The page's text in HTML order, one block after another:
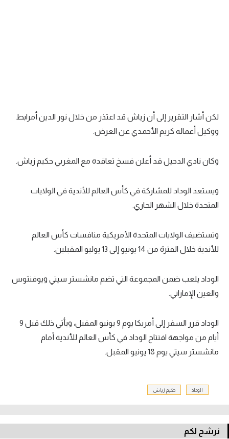
لكن أشار التقرير إلى أن زياش قد اعتذر من خلال نور الدين أمرابط
ووكيل أعماله كريم الأحمدي عن العرض.
وكان نادي الدحيل قد أعلن فسخ تعاقده مع المغربي حكيم زياش.
ويستعد الوداد للمشاركة في كأس العالم للأندية في الولايات
المتحدة خلال الشهر الجاري.
وتستضيف الولايات المتحدة الأمريكية منافسات كأس العالم
للأندية خلال الفترة من 14 يونيو إلى 13 يوليو المقبلين.
الوداد يلعب ضمن المجموعة التي تضم مانشستر سيتي ويوفنتوس
والعين الإماراتي.
الوداد قرر السفر إلى أمريكا يوم 9 يونيو المقبل، ويأتي ذلك قبل 9
أيام من مواجهة افتتاح الوداد في كأس العالم للأندية أمام
مانشستر سيتي يوم 18 يونيو المقبل.
الوداد حكيم زياش
نرشح لكم